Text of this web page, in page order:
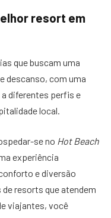
resort em
que buscam uma
descanso, com uma
diferentes perfis e
local.
se no Hot Beach
experiência
e diversão
resorts que atendem
viajantes, você